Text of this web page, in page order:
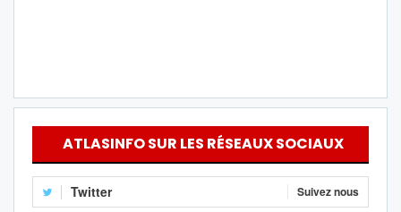
ATLASINFO SUR LES RÉSEAUX SOCIAUX
Twitter Suivez nous